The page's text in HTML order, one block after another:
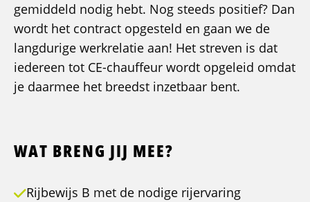
gemiddeld nodig hebt. Nog steeds positief? Dan
wordt het contract opgesteld en gaan we de
langdurige werkrelatie aan! Het streven is dat
iedereen tot CE-chauffeur wordt opgeleid omdat
je daarmee het breedst inzetbaar bent.
WAT BRENG JIJ MEE?
Rijbewijs B met de nodige rijervaring